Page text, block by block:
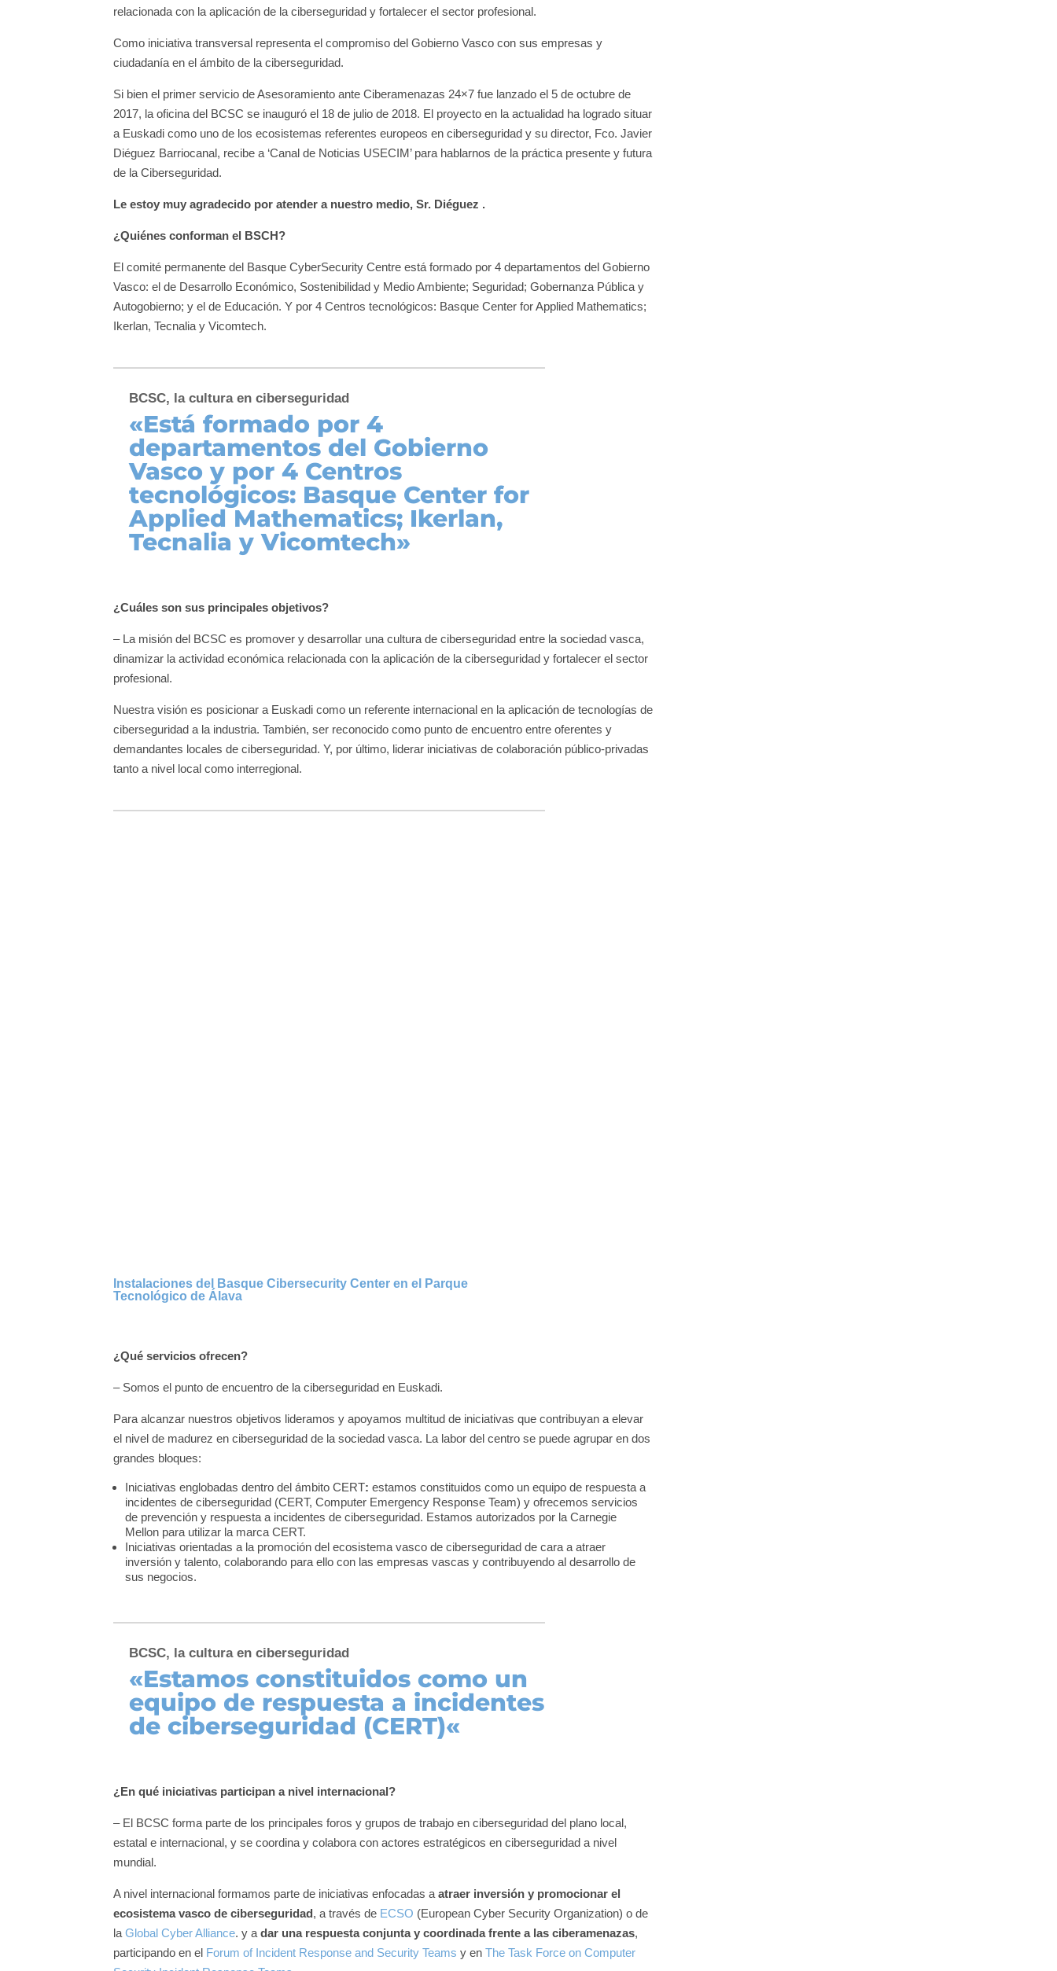
relacionada con la aplicación de la ciberseguridad y fortalecer el sector profesional.
Como iniciativa transversal representa el compromiso del Gobierno Vasco con sus empresas y
ciudadanía en el ámbito de la ciberseguridad.
Si bien el primer servicio de Asesoramiento ante Ciberamenazas 24×7 fue lanzado el 5 de octubre de
2017, la oficina del BCSC se inauguró el 18 de julio de 2018. El proyecto en la actualidad ha logrado situar
a Euskadi como uno de los ecosistemas referentes europeos en ciberseguridad y su director, Fco. Javier
Diéguez Barriocanal, recibe a ‘Canal de Noticias USECIM’ para hablarnos de la práctica presente y futura
de la Ciberseguridad.
Le estoy muy agradecido por atender a nuestro medio, Sr. Diéguez .
¿Quiénes conforman el BSCH?
El comité permanente del Basque CyberSecurity Centre está formado por 4 departamentos del Gobierno
Vasco: el de Desarrollo Económico, Sostenibilidad y Medio Ambiente; Seguridad; Gobernanza Pública y
Autogobierno; y el de Educación. Y por 4 Centros tecnológicos: Basque Center for Applied Mathematics;
Ikerlan, Tecnalia y Vicomtech.
BCSC, la cultura en ciberseguridad
«Está formado por 4
departamentos del Gobierno
Vasco y por 4 Centros
tecnológicos: Basque Center for
Applied Mathematics; Ikerlan,
Tecnalia y Vicomtech»
¿Cuáles son sus principales objetivos?
– La misión del BCSC es promover y desarrollar una cultura de ciberseguridad entre la sociedad vasca,
dinamizar la actividad económica relacionada con la aplicación de la ciberseguridad y fortalecer el sector
profesional.
Nuestra visión es posicionar a Euskadi como un referente internacional en la aplicación de tecnologías de
ciberseguridad a la industria. También, ser reconocido como punto de encuentro entre oferentes y
demandantes locales de ciberseguridad. Y, por último, liderar iniciativas de colaboración público-privadas
tanto a nivel local como interregional.
Instalaciones del Basque Cibersecurity Center en el Parque
Tecnológico de Álava
¿Qué servicios ofrecen?
– Somos el punto de encuentro de la ciberseguridad en Euskadi.
Para alcanzar nuestros objetivos lideramos y apoyamos multitud de iniciativas que contribuyan a elevar
el nivel de madurez en ciberseguridad de la sociedad vasca. La labor del centro se puede agrupar en dos
grandes bloques:
Iniciativas englobadas dentro del ámbito CERT: estamos constituidos como un equipo de respuesta a
incidentes de ciberseguridad (CERT, Computer Emergency Response Team) y ofrecemos servicios
de prevención y respuesta a incidentes de ciberseguridad. Estamos autorizados por la Carnegie
Mellon para utilizar la marca CERT.
Iniciativas orientadas a la promoción del ecosistema vasco de ciberseguridad de cara a atraer
inversión y talento, colaborando para ello con las empresas vascas y contribuyendo al desarrollo de
sus negocios.
BCSC, la cultura en ciberseguridad
«Estamos constituidos como un
equipo de respuesta a incidentes
de ciberseguridad (CERT)«
¿En qué iniciativas participan a nivel internacional?
– El BCSC forma parte de los principales foros y grupos de trabajo en ciberseguridad del plano local,
estatal e internacional, y se coordina y colabora con actores estratégicos en ciberseguridad a nivel
mundial.
A nivel internacional formamos parte de iniciativas enfocadas aatraer inversión y promocionar el
ecosistema vasco de ciberseguridad, a través de ECSO (European Cyber Security Organization) o de
laGlobal Cyber Alliance. y adar una respuesta conjunta y coordinada frente a las ciberamenazas,
participando en el Forum of Incident Response and Security Teams y enThe Task Force on Computer